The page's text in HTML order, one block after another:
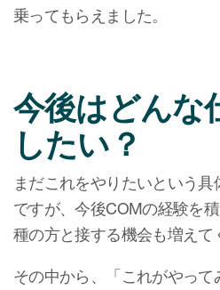
乗ってもらえました。
今後はどんな
したい？
まだこれをやりたいという
ですが、今後COMの経験を
種の方と接する機会も増えて
その中から、「これがやっ